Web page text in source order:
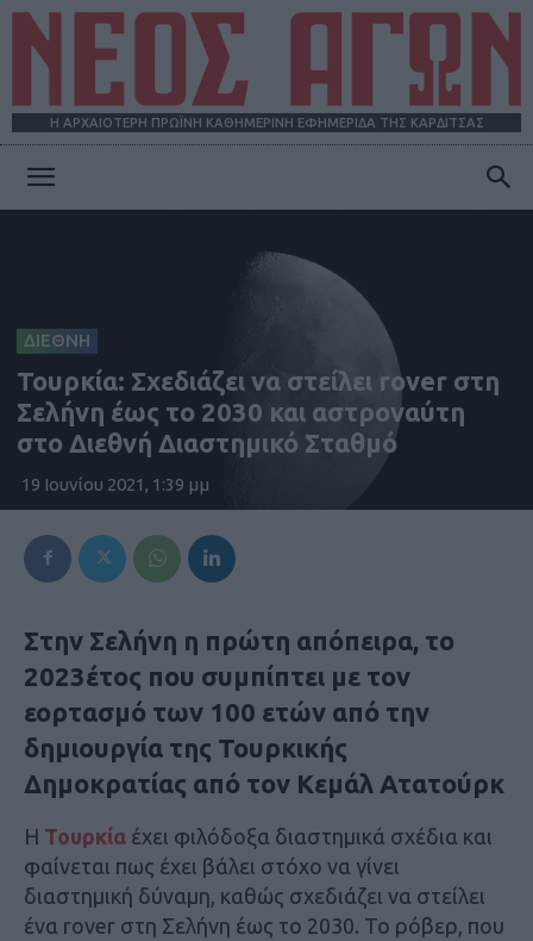
Η ΑΡΧΑΙΟΤΕΡΗ ΠΡΩΪΝΗ ΚΑΘΗΜΕΡΙΝΗ ΕΦΗΜΕΡΙΔΑ ΤΗΣ ΚΑΡΔΙΤΣΑΣ
ΔΙΕΘΝΗ
Τουρκία: Σχεδιάζει να στείλει rover στη
Σελήνη έως το 2030 και αστροναύτη
στο Διεθνή Διαστημικό Σταθμό
19 Ιουνίου 2021, 1:39 μμ
Στην Σελήνη η πρώτη απόπειρα, το
2023έτος που συμπίπτει με τον
εορτασμό των 100 ετών από την
δημιουργία της Τουρκικής
Δημοκρατίας από τον Κεμάλ Ατατούρκ
Η Τουρκία έχει φιλόδοξα διαστημικά σχέδια και
φαίνεται πως έχει βάλει στόχο να γίνει
διαστημική δύναμη, καθώς σχεδιάζει να στείλει
ένα rover στη Σελήνη έως το 2030. Το ρόβερ, που